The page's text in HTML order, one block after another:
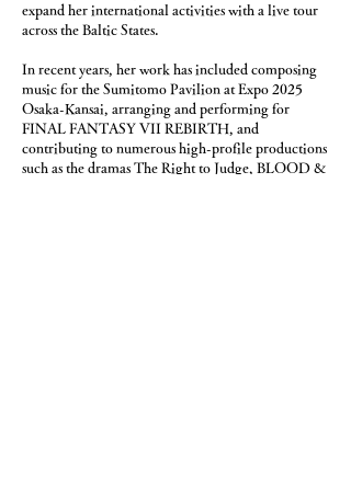
expand her international activities with a live tour
across the Baltic States.
In recent years, her work has included composing
music for the Sumitomo Pavilion at Expo 2025
Osaka-Kansai, arranging and performing for
FINAL FANTASY VII REBIRTH, and
contributing to numerous high-profile productions
such as the dramas The Right to Judge, BLOOD &